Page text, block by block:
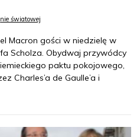
światowej
Macron gości w niedzielę w
Scholza. Obydwaj przywódcy
paktu pokojowego,
Charles’a de Gaulle’a i